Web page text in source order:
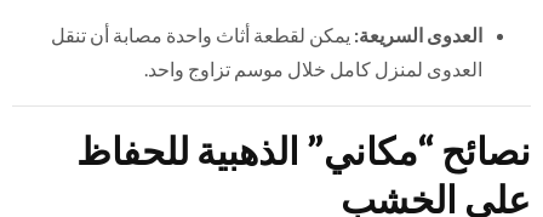
العدوى السريعة: يمكن لقطعة أثاث واحدة مصابة أن تنقل
العدوى لمنزل كامل خلال موسم تزاوج واحد.
نصائح “مكاني” الذهبية للحفاظ
على الخشب